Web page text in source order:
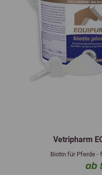
Vetripharm
Biotin für Pferde -
ab